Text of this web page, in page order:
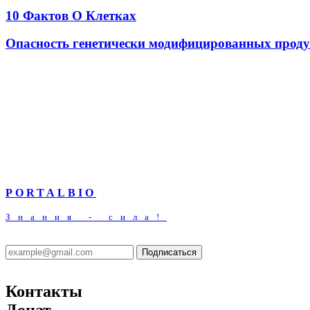
10 Фактов О Клетках
Опасность генетически модифицированных
PORTALBIO
Знания - сила!
Подписаться
Контакты